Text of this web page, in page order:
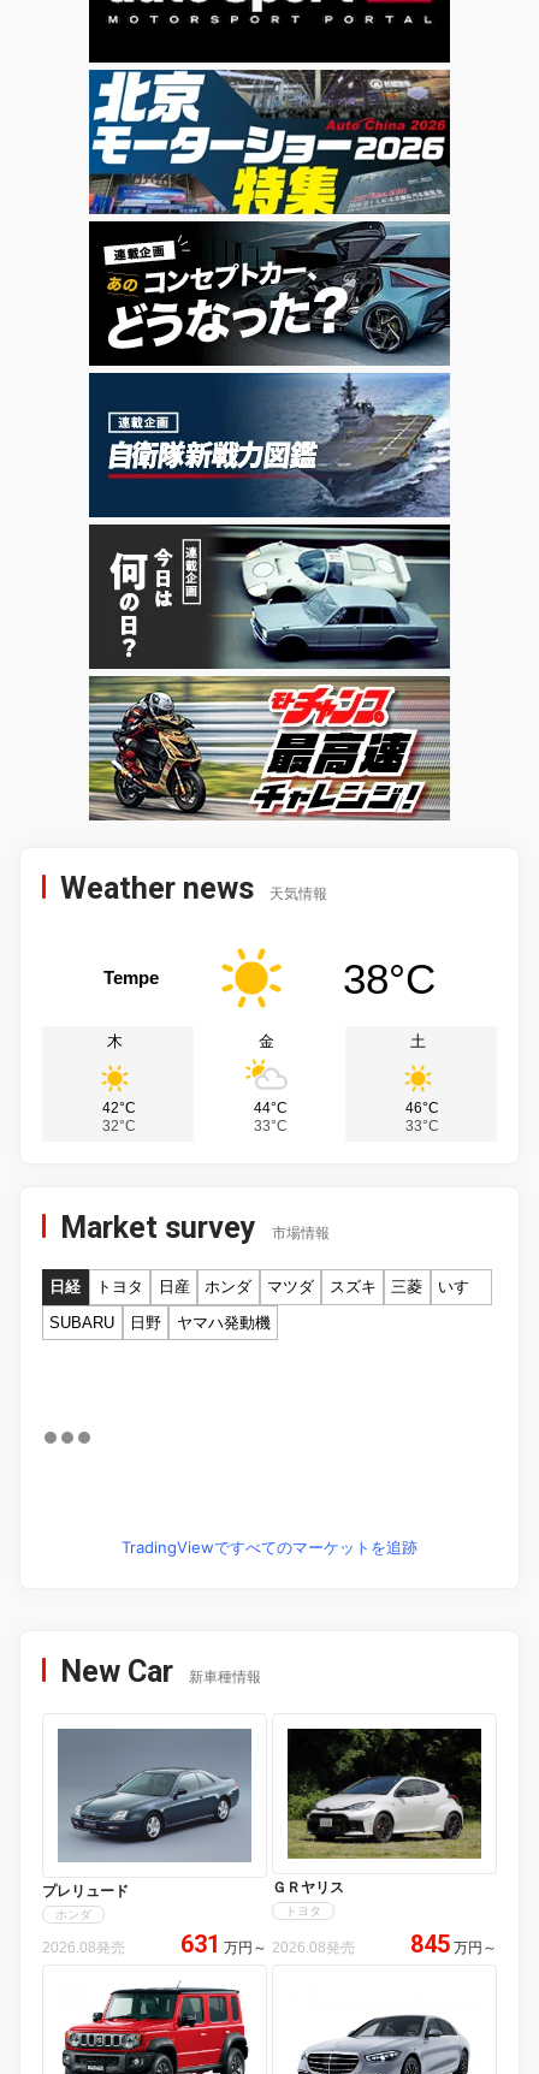
Weather news 天気情報
Tempe 38°C
木
42°C
32°C
金
44°C
33°C
土
46°C
33°C
Market survey 市場情報
日経 トヨタ 日産 ホンダ マツダ スズキ 三菱
いすゞ
SUBARU
日野 ヤマハ発動機
TradingViewですべてのマーケットを追跡
New Car 新車種情報
プレリュード
ホンダ
2026.08発売 631 万円 ～
ＧＲヤリス
トヨタ
2026.08発売 845 万円 ～